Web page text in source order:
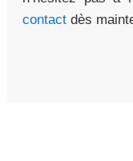
contact dès